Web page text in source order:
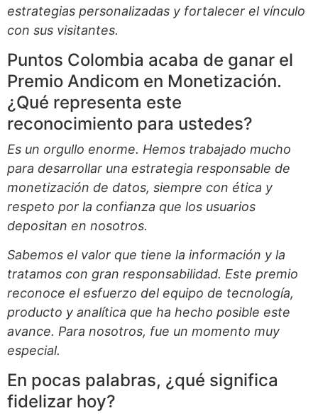
estrategias personalizadas y fortalecer el vínculo
con sus visitantes.
Puntos Colombia acaba de ganar el
Premio Andicom en Monetización.
¿Qué representa este
reconocimiento para ustedes?
Es un orgullo enorme. Hemos trabajado mucho
para desarrollar una estrategia responsable de
monetización de datos, siempre con ética y
respeto por la confianza que los usuarios
depositan en nosotros.
Sabemos el valor que tiene la información y la
tratamos con gran responsabilidad. Este premio
reconoce el esfuerzo del equipo de tecnología,
producto y analítica que ha hecho posible este
avance. Para nosotros, fue un momento muy
especial.
En pocas palabras, ¿qué significa
fidelizar hoy?